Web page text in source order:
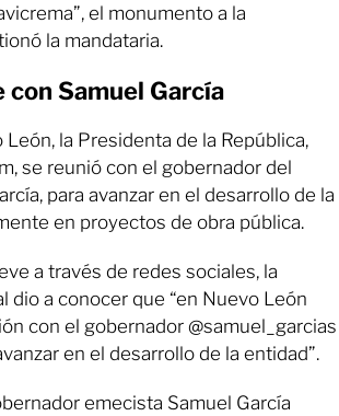
el monumento a la
la mandataria.
con Samuel García
León, la Presidenta de la República,
se reunió con el gobernador del
para avanzar en el desarrollo de la
en proyectos de obra pública.
a través de redes sociales, la
dio a conocer que “en Nuevo León
con el gobernador @samuel_garcias
en el desarrollo de la entidad”.
emecista Samuel García